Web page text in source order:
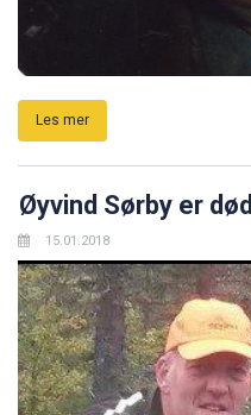
Les mer
Øyvind Sørby er død
15.01.2018